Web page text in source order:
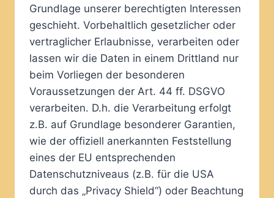
Grundlage unserer berechtigten Interessen
geschieht. Vorbehaltlich gesetzlicher oder
vertraglicher Erlaubnisse, verarbeiten oder
lassen wir die Daten in einem Drittland nur
beim Vorliegen der besonderen
Voraussetzungen der Art. 44 ff. DSGVO
verarbeiten. D.h. die Verarbeitung erfolgt
z.B. auf Grundlage besonderer Garantien,
wie der offiziell anerkannten Feststellung
eines der EU entsprechenden
Datenschutzniveaus (z.B. für die USA
durch das „Privacy Shield“) oder Beachtung